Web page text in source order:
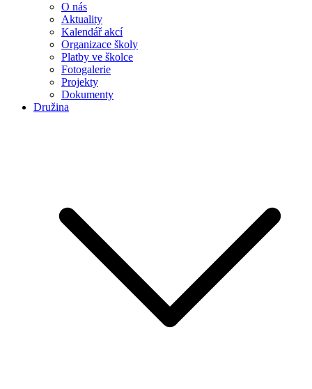
O nás
Aktuality
Kalendář akcí
Organizace školy
Platby ve školce
Fotogalerie
Projekty
Dokumenty
Družina